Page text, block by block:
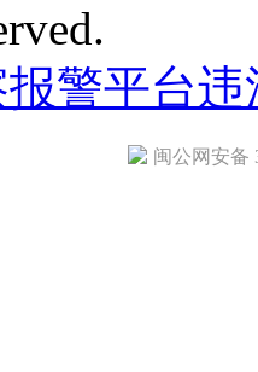
警平台违
闽公网安备